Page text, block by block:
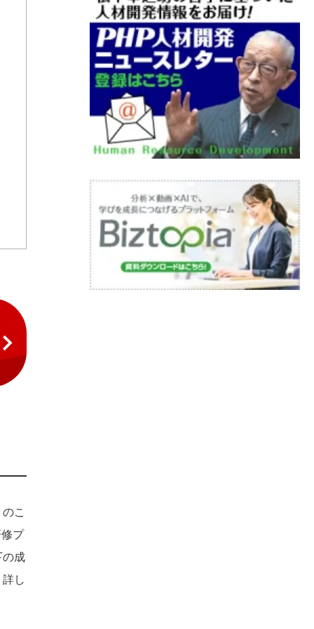
こ
プ
の成
し